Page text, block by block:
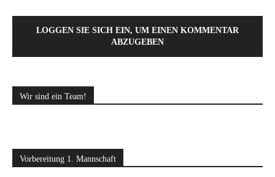
LOGGEN SIE SICH EIN, UM EINEN KOMMENTAR
ABZUGEBEN
Wir sind ein Team!
Vorbereitung 1. Mannschaft